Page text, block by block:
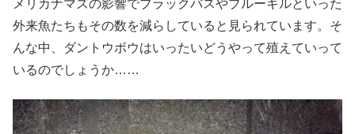
メリカナマズの影響でブラックバスやブルーギルといった
外来魚たちもその数を減らしていると見られています。そ
んな中、ダントウボウはいったいどうやって殖えていって
いるのでしょうか……